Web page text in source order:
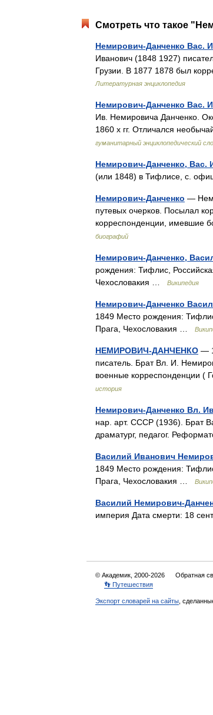
Смотреть что такое
Немирович-Данченко Вас.
Иванович (1848 1927)
Грузии. В 1877 1878 был
Литературная энциклопедия
Немирович-Данченко Вас.
Ив. Немировича Данченко.
1860 х гг. Отличался
гуманитарный энциклопедический
Немирович-Данченко, Вас.
(или 1848) в Тифлисе, с.
Немирович-Данченко —
путевых очерков. Посылал
корреспонденции, имевшие
биографий
Немирович-Данченко,
рождения: Тифлис,
Чехословакия …
Википедия
Немирович-Данченко
1849 Место рождения:
Прага, Чехословакия …
НЕМИРОВИЧ-ДАНЧЕНКО —
писатель. Брат Вл. И.
военные корреспонденции
история
Немирович-Данченко Вл.
нар. арт. СССР (1936). Брат
драматург, педагог.
Василий Иванович
1849 Место рождения:
Прага, Чехословакия …
Василий Немирович-
империя Дата смерти: 18
© Академик, 2000-2026 Обратная
👣 Путешествия
Экспорт словарей на сайты ,